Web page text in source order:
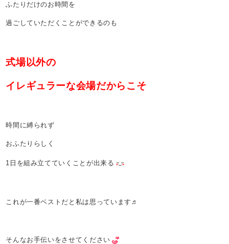
ふたりだけのお時間を
過ごしていただくことができるのも
式場以外の
イレギュラーな会場だからこそ
時間に縛られず
おふたりらしく
1日を組み立てていくことが出来る
これが一番ベストだと私は思っています♬
そんなお手伝いをさせてください